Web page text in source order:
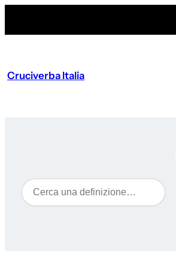
Cruciverba Italia
Cerca